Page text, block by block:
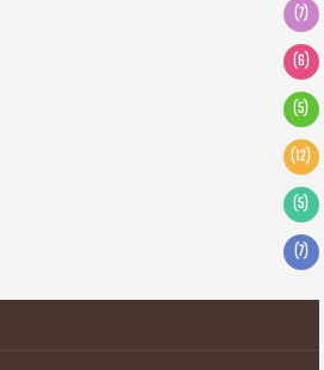
(7)
(6)
(5)
(12)
(5)
(7)